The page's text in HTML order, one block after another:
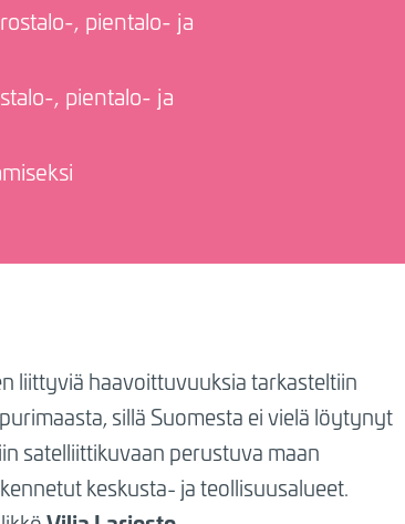
, pientalo- ja
, pientalo- ja
liittyviä haavoittuvuuksia tarkasteltiin
sillä Suomesta ei vielä löytynyt
satelliittikuvaan perustuva maan
keskusta- ja teollisuusalueet.